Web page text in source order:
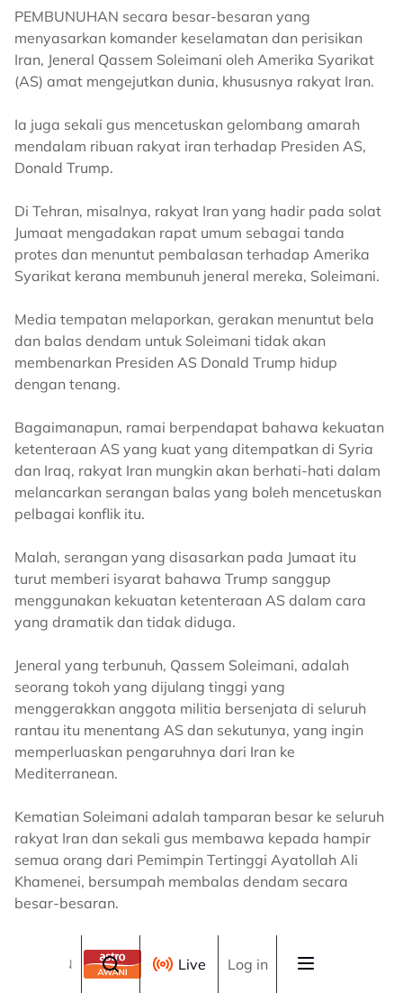
PEMBUNUHAN secara besar-besaran yang
menyasarkan komander keselamatan dan perisikan
Iran, Jeneral Qassem Soleimani oleh Amerika Syarikat
(AS) amat mengejutkan dunia, khususnya rakyat Iran.
Ia juga sekali gus mencetuskan gelombang amarah
mendalam ribuan rakyat iran terhadap Presiden AS,
Donald Trump.
Di Tehran, misalnya, rakyat Iran yang hadir pada solat
Jumaat mengadakan rapat umum sebagai tanda
protes dan menuntut pembalasan terhadap Amerika
Syarikat kerana membunuh jeneral mereka, Soleimani.
Media tempatan melaporkan, gerakan menuntut bela
dan balas dendam untuk Soleimani tidak akan
membenarkan Presiden AS Donald Trump hidup
dengan tenang.
Bagaimanapun, ramai berpendapat bahawa kekuatan
ketenteraan AS yang kuat yang ditempatkan di Syria
dan Iraq, rakyat Iran mungkin akan berhati-hati dalam
melancarkan serangan balas yang boleh mencetuskan
pelbagai konflik itu.
Malah, serangan yang disasarkan pada Jumaat itu
turut memberi isyarat bahawa Trump sanggup
menggunakan kekuatan ketenteraan AS dalam cara
yang dramatik dan tidak diduga.
Jeneral yang terbunuh, Qassem Soleimani, adalah
seorang tokoh yang dijulang tinggi yang
menggerakkan anggota militia bersenjata di seluruh
rantau itu menentang AS dan sekutunya, yang ingin
memperluaskan pengaruhnya dari Iran ke
Mediterranean.
Kematian Soleimani adalah tamparan besar ke seluruh
rakyat Iran dan sekali gus membawa kepada hampir
semua orang dari Pemimpin Tertinggi Ayatollah Ali
Khamenei, bersumpah membalas dendam secara
besar-besaran.